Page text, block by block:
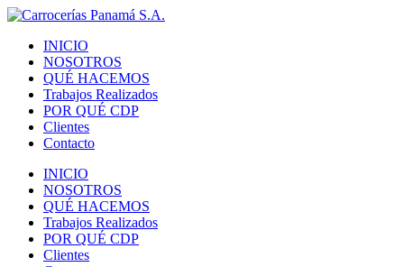
INICIO
NOSOTROS
QUÉ HACEMOS
Trabajos Realizados
POR QUÉ CDP
Clientes
Contacto
INICIO
NOSOTROS
QUÉ HACEMOS
Trabajos Realizados
POR QUÉ CDP
Clientes